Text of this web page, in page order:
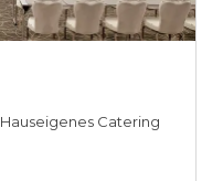
Hauseigenes Catering